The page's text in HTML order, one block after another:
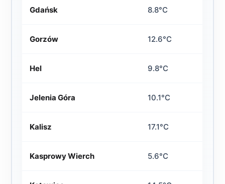
Gdańsk 8.8°C
Gorzów 12.6°C
Hel 9.8°C
Jelenia Góra 10.1°C
Kalisz 17.1°C
Kasprowy Wierch 5.6°C